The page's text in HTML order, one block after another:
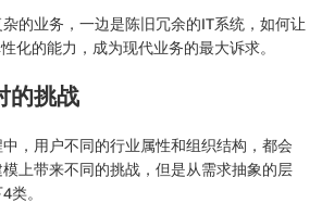
的业务，一边是陈旧冗余的IT系统，如何让
化的能力，成为现代业务的最大诉求。
的挑战
，用户不同的行业属性和组织结构，都会
上带来不同的挑战，但是从需求抽象的层
类。